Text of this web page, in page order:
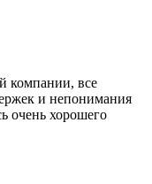
компании, все
и непонимания
очень хорошего